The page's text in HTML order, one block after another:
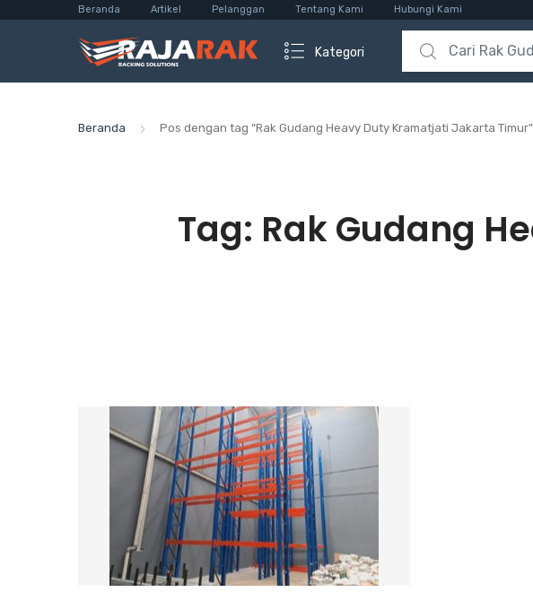
Beranda Artikel Pelanggan Tentang Kami Hubungi Kami
Kategori
Search for:
Beranda Pos dengan tag “Rak Gudang Heavy Duty Kramatjati Jakarta Timur”
Tag: Rak Gudang